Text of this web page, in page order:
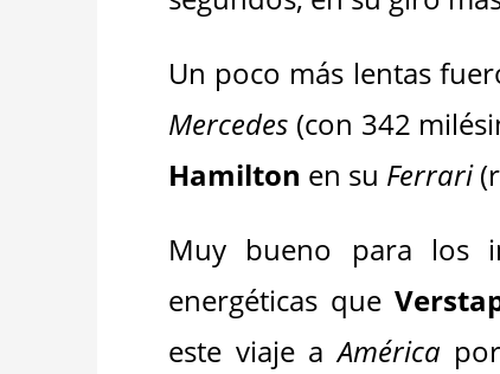
Un poco más lentas
Mercedes (con 342
Hamilton en su Ferrari
Muy bueno para los
energéticas que
este viaje aAmérica